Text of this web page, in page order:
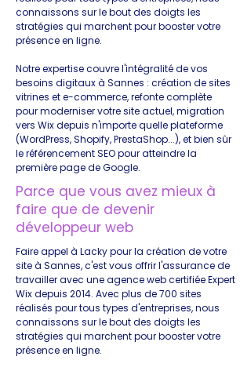
connaissons sur le bout des doigts les
stratégies qui marchent pour booster votre
présence en ligne.
Notre expertise couvre l'intégralité de vos
besoins digitaux à Sannes : création de sites
vitrines et e-commerce, refonte complète
pour moderniser votre site actuel, migration
vers Wix depuis n'importe quelle plateforme
(WordPress, Shopify, PrestaShop...), et bien sûr
le référencement SEO pour atteindre la
première page de Google.
Parce que vous avez mieux à
faire que de devenir
développeur web
Faire appel à Lacky pour la création de votre
site à Sannes, c'est vous offrir l'assurance de
travailler avec une agence web certifiée Expert
Wix depuis 2014. Avec plus de 700 sites
réalisés pour tous types d'entreprises, nous
connaissons sur le bout des doigts les
stratégies qui marchent pour booster votre
présence en ligne.